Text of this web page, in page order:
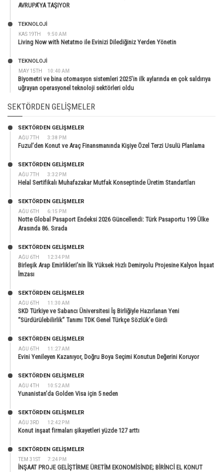
AVRUPA’YA TAŞIYOR
KAS 19TH 9:50 AM
TEKNOLOJİ
Living Now with Netatmo ile Evinizi Dilediğiniz Yerden Yönetin
MAY 15TH 10:40 AM
TEKNOLOJİ
Biyometri ve bina otomasyon sistemleri 2025’in ilk aylarında en çok saldırıya
uğrayan operasyonel teknoloji sektörleri oldu
SEKTÖRDEN GELIŞMELER
AĞU 7TH 3:38 PM
SEKTÖRDEN GELIŞMELER
Fuzul’den Konut ve Araç Finansmanında Kişiye Özel Terzi Usulü Planlama
AĞU 7TH 3:32 PM
SEKTÖRDEN GELIŞMELER
Helal Sertifikalı Muhafazakar Mutfak Konseptinde Üretim Standartları
AĞU 6TH 6:15 PM
SEKTÖRDEN GELIŞMELER
Notte Global Pasaport Endeksi 2026 Güncellendi: Türk Pasaportu 199 Ülke
Arasında 86. Sırada
AĞU 6TH 12:34 PM
SEKTÖRDEN GELIŞMELER
Birleşik Arap Emirlikleri’nin İlk Yüksek Hızlı Demiryolu Projesine Kalyon İnşaat
İmzası
AĞU 6TH 11:30 AM
SEKTÖRDEN GELIŞMELER
SKD Türkiye ve Sabancı Üniversitesi İş Birliğiyle Hazırlanan Yeni
“Sürdürülebilirlik” Tanımı TDK Genel Türkçe Sözlük’e Girdi
AĞU 6TH 11:27 AM
SEKTÖRDEN GELIŞMELER
Evini Yenileyen Kazanıyor, Doğru Boya Seçimi Konutun Değerini Koruyor
AĞU 4TH 10:52 AM
SEKTÖRDEN GELIŞMELER
Yunanistan’da Golden Visa için 5 neden
AĞU 3RD 12:42 PM
SEKTÖRDEN GELIŞMELER
Konut inşaat firmaları şikayetleri yüzde 127 arttı
TEM 31ST 7:24 PM
SEKTÖRDEN GELIŞMELER
İNŞAAT PROJE GELİŞTİRME ÜRETİM EKONOMİSİNDE; BİRİNCİ EL KONUT